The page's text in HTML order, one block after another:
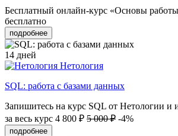
Бесплатный онлайн-курс «Основы
бесплатно
подробнее
14 дней
Нетология
SQL: работа с базами данных
Запишитесь на курс SQL от Нетологии и
за весь курс 4 800 ₽ 5 000 ₽ -4%
подробнее